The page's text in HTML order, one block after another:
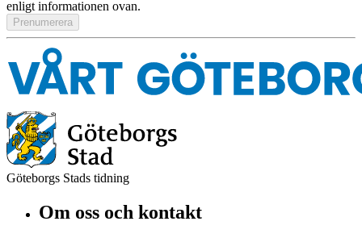
enligt informationen ovan.
Göteborgs Stads tidning
Om oss och kontakt